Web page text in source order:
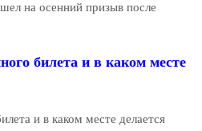
на осенний призыв после
билета и в каком месте
и в каком месте делается